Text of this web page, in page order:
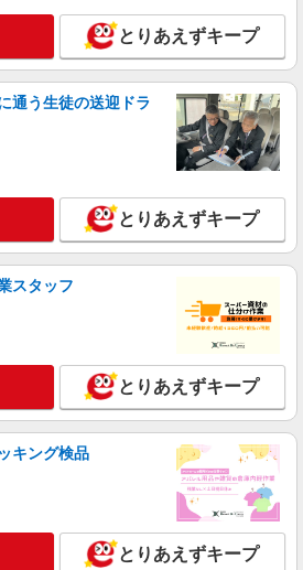
とりあえずキープ
通う生徒の送迎ドラ
とりあえずキープ
スタッフ
とりあえずキープ
キング検品
とりあえずキープ